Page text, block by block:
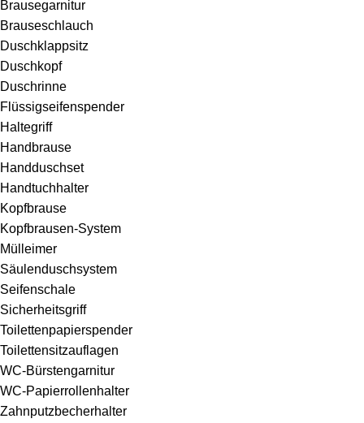
Brausegarnitur
Brauseschlauch
Duschklappsitz
Duschkopf
Duschrinne
Flüssigseifenspender
Haltegriff
Handbrause
Handduschset
Handtuchhalter
Kopfbrause
Kopfbrausen-System
Mülleimer
Säulenduschsystem
Seifenschale
Sicherheitsgriff
Toilettenpapierspender
Toilettensitzauflagen
WC-Bürstengarnitur
WC-Papierrollenhalter
Zahnputzbecherhalter